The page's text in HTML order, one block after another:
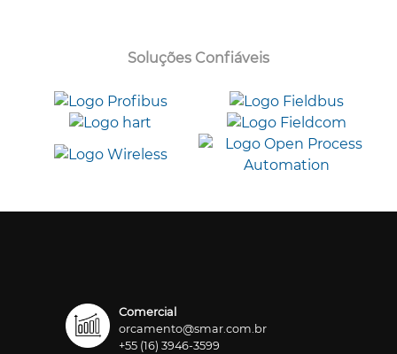
Soluções Confiáveis
Comercial
orcamento@smar.com.br
+55 (16) 3946-3599